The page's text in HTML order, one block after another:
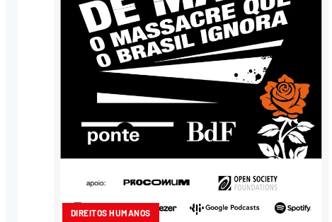
DIREITOS HUMANOS